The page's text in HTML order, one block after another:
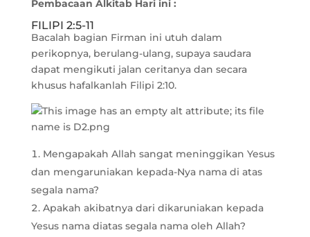
Pembacaan Alkitab Hari ini :
FILIPI 2:5-11
Bacalah bagian Firman ini utuh dalam
perikopnya, berulang-ulang, supaya saudara
dapat mengikuti jalan ceritanya dan secara
khusus hafalkanlah Filipi 2:10.
Mengapakah Allah sangat meninggikan Yesus
dan mengaruniakan kepada-Nya nama di atas
segala nama?
Apakah akibatnya dari dikaruniakan kepada
Yesus nama diatas segala nama oleh Allah?